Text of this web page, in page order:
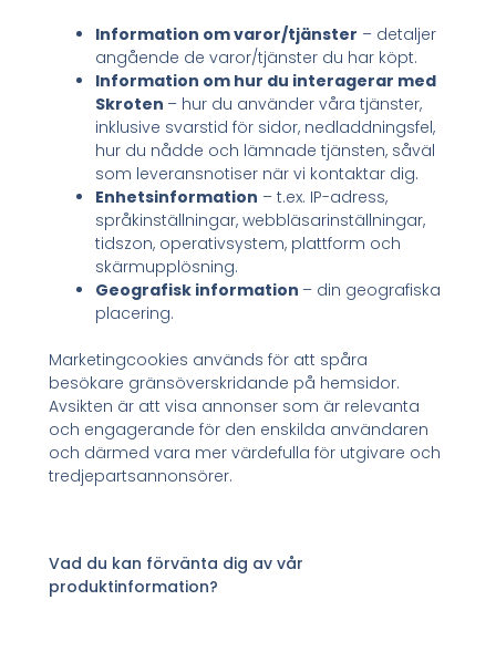
Information om varor/tjänster – detaljer
angående de varor/tjänster du har köpt.
Information om hur du interagerar med
Skroten – hur du använder våra tjänster,
inklusive svarstid för sidor, nedladdningsfel,
hur du nådde och lämnade tjänsten, såväl
som leveransnotiser när vi kontaktar dig.
Enhetsinformation – t.ex. IP-adress,
språkinställningar, webbläsarinställningar,
tidszon, operativsystem, plattform och
skärmupplösning.
Geografisk information – din geografiska
placering.
Marketingcookies används för att spåra
besökare gränsöverskridande på hemsidor.
Avsikten är att visa annonser som är relevanta
och engagerande för den enskilda användaren
och därmed vara mer värdefulla för utgivare och
tredjepartsannonsörer.
Vad du kan förvänta dig av vår
produktinformation?